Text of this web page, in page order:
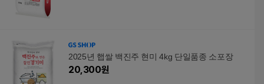
2025년 햅쌀 백진주 현미 4kg 단일품종 소포장
20,300원